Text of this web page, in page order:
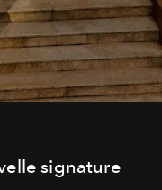
signature